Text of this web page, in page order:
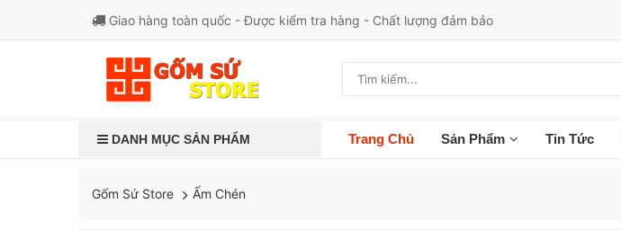
Giao hàng toàn quốc - Được kiểm tra hàng - Chất lượng đảm bảo
DANH MỤC SẢN PHẨM Trang Chủ Sản Phẩm Tin Tức
Gốm Sứ Store Ấm Chén